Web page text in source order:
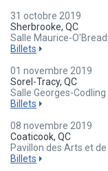
31 octobre 2019
Sherbrooke, QC
Salle Maurice-
Billets
01 novembre 2019
Sorel-Tracy, QC
Salle Georges-Codling
Billets
08 novembre 2019
Coaticook, QC
Pavillon des Arts et
Billets